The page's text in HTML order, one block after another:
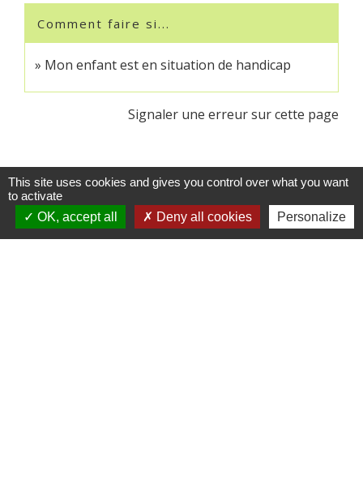
Comment faire si...
Mon enfant est en situation de handicap
Signaler une erreur sur cette page
Contacts
Commune de Crédin
This site uses cookies and gives you control over what you want
to activate
OK, accept all
Deny all cookies Personalize